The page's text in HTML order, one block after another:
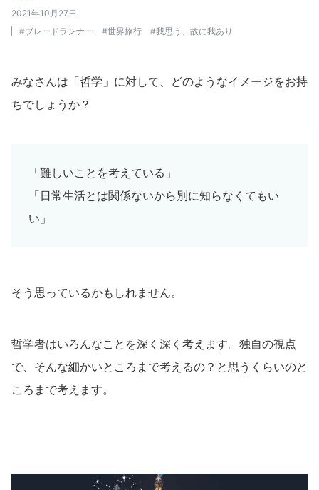
2021年10月27日
#ブレードランナー #世界旅行 #我思う、故に我あり
みなさんは「哲学」に対して、どのようなイメージをお持
ちでしょうか？
「難しいことを考えている」
「日常生活とは関係ないから別に知らなくてもい
い」
そう思っているかもしれません。
哲学者はいろんなことを深く深く考えます。独自の視点
で、そんな細かいところまで考えるの？と思うくらいのと
ころまで考えます。